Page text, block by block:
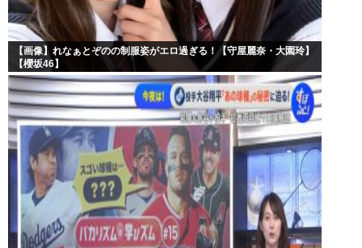
【画像】れなぁとぞのの制服姿がエロ過ぎる！【守屋麗奈・大園玲】
【櫻坂46】